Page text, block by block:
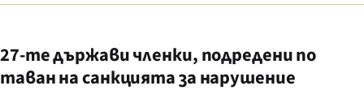
27-те държави членки, подредени по
таван на санкцията за нарушение